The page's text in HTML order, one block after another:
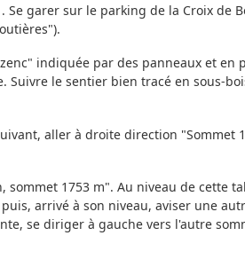
Se garer sur le parking de la Croix de
indiquée par des panneaux et en
le sentier bien tracé en sous-
aller à droite direction "Sommet
1753 m". Au niveau de cette
arrivé à son niveau, aviser une
se diriger à gauche vers l'autre